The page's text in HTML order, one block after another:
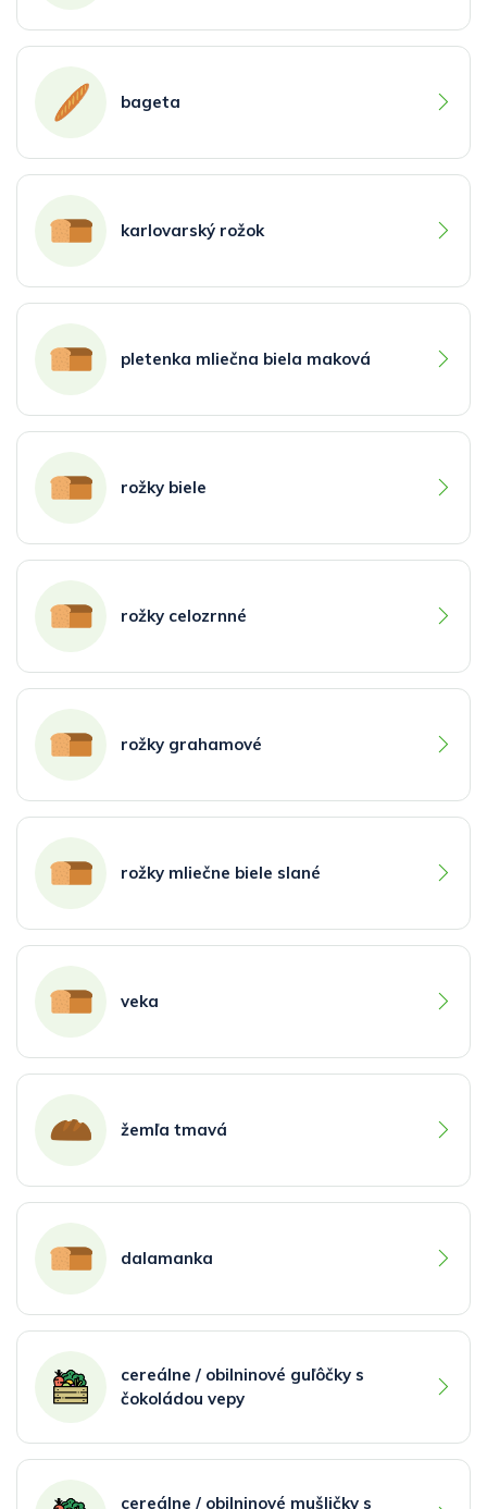
bageta
karlovarský rožok
pletenka mliečna biela maková
rožky biele
rožky celozrnné
rožky grahamové
rožky mliečne biele slané
veka
žemľa tmavá
dalamanka
cereálne / obilninové guľôčky s
čokoládou vepy
cereálne / obilninové mušličky s